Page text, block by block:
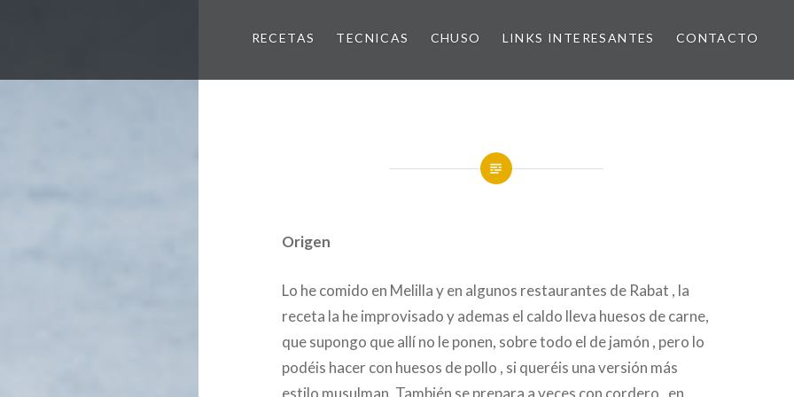
RECETAS TECNICAS CHUSO LINKS INTERESANTES CONTACTO
Origen
Lo he comido en Melilla y en algunos restaurantes de Rabat , la
receta la he improvisado y ademas el caldo lleva huesos de carne,
que supongo que allí no le ponen, sobre todo el de jamón , pero lo
podéis hacer con huesos de pollo , si queréis una versión más
estilo musulman. También se prepara a veces con cordero , en